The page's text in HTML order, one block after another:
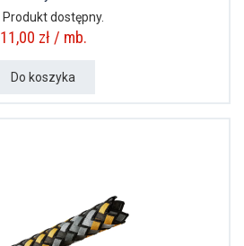
Produkt dostępny.
11,00 zł / mb.
Do koszyka